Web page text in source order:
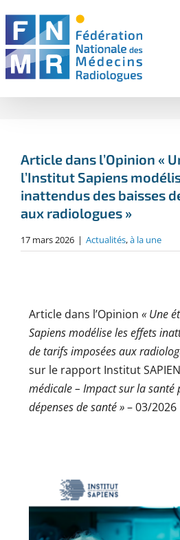
content
Article dans l’Opinion «
l’Institut Sapiens
inattendus des baisses
aux radiologues »
17 mars 2026 | Actualités,à la une
Article dans l’Opinion « Une
Sapiens modélise les effets
de tarifs imposées aux
sur le rapport Institut
médicale – Impact sur la santé
dépenses de santé »– 03/2026